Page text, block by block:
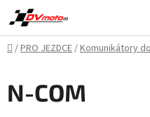
Přejít
na
obsah
Domů
/PRO JEZDCE/Komunikátory
N-COM